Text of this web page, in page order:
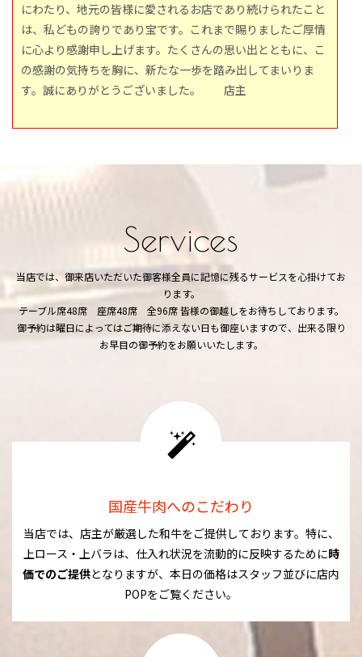
にわたり、地元の皆様に愛されるお店であり続けられたこと
は、私どもの誇りであり宝です。これまで賜りましたご厚情
に心より感謝申し上げます。たくさんの思い出とともに、こ
の感謝の気持ちを胸に、新たな一歩を踏み出してまいりま
す。誠にありがとうございました。 店主
Services
当店では、御来店いただいた御客様全員に記憶に残るサービスを心掛けてお
ります。
テーブル席48席 座席48席 全96席 皆様の御越しをお待ちしております。
御予約は曜日によってはご期待に添えない日も御座いますので、出来る限り
お早目の御予約をお願いいたします。
国産牛肉へのこだわり
当店では、店主が厳選した和牛をご提供しております。特に、
上ロース・上バラは、仕入れ状況を流動的に反映するために時
価でのご提供となりますが、本日の価格はスタッフ並びに店内
POPをご覧ください。